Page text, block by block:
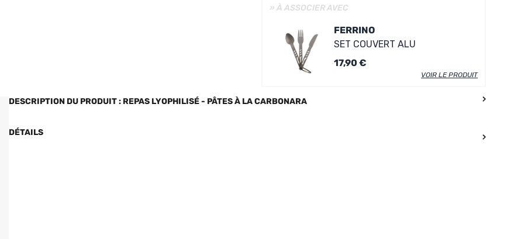
» À ASSOCIER AVEC
FERRINO
SET COUVERT ALU
17,90 €
VOIR LE PRODUIT
DESCRIPTION DU PRODUIT : REPAS LYOPHILISÉ - PÂTES À LA CARBONARA
DÉTAILS